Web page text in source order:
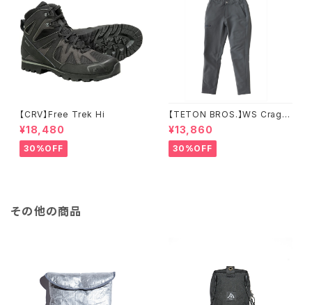
【CRV】Free Trek Hi
¥18,480
30%OFF
【TETON BROS.】WS Crag P
ant
¥13,860
30%OFF
その他の商品